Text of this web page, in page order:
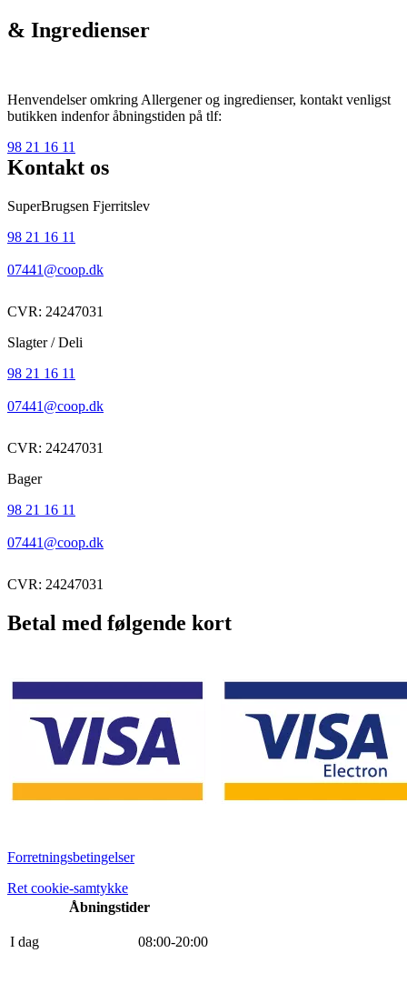
& Ingredienser
Henvendelser omkring Allergener og ingredienser, kontakt venligst
butikken indenfor åbningstiden på tlf:
98 21 16 11
Kontakt os
SuperBrugsen Fjerritslev
98 21 16 11
07441@coop.dk
CVR: 24247031
Slagter / Deli
98 21 16 11
07441@coop.dk
CVR: 24247031
Bager
98 21 16 11
07441@coop.dk
CVR: 24247031
Betal med følgende kort
Forretningsbetingelser
Ret cookie-samtykke
Åbningstider
I dag 08:00-20:00